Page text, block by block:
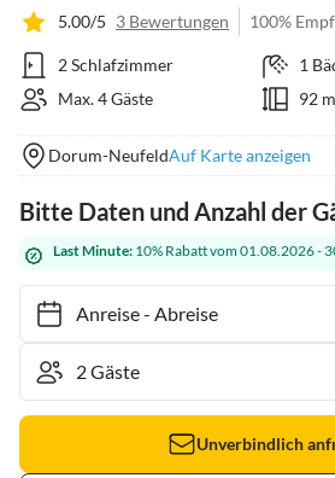
5.00/5 3 Bewertungen 100%
2 Schlafzimmer
1
Max. 4 Gäste
92
Dorum-NeufeldAuf Karte anzeigen
Bitte Daten und Anzahl der
Last Minute: 10% Rabatt vom 01.08.2026 -
Anreise- Abreise
Unverbindlich